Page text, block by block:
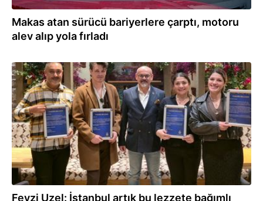
Makas atan sürücü bariyerlere çarptı, motoru
alev alıp yola fırladı
11.11.2025
Fevzi Uzel: İstanbul artık bu lezzete bağımlı